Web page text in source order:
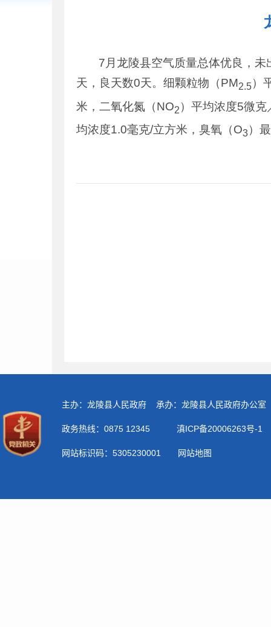
7月龙陵县空气质量总体优良，
天，良天数0天。细颗粒物（PM2.5）
米，二氧化氮（NO2 ）平均浓度5微
均浓度1.0毫克/立方米，臭氧（O3）